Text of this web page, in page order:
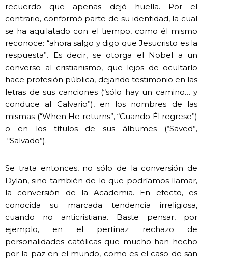
recuerdo que apenas dejó huella. Por el
contrario, conformó parte de su identidad, la cual
se ha aquilatado con el tiempo, como él mismo
reconoce: “ahora salgo y digo que Jesucristo es la
respuesta”. Es decir, se otorga el Nobel a un
converso al cristianismo, que lejos de ocultarlo
hace profesión pública, dejando testimonio en las
letras de sus canciones (“sólo hay un camino… y
conduce al Calvario”), en los nombres de las
mismas (“When He returns”, “Cuando Él regrese”)
o en los títulos de sus álbumes (“Saved”,
“Salvado”).
Se trata entonces, no sólo de la conversión de
Dylan, sino también de lo que podríamos llamar,
la conversión de la Academia. En efecto, es
conocida su marcada tendencia irreligiosa,
cuando no anticristiana. Baste pensar, por
ejemplo, en el pertinaz rechazo de
personalidades católicas que mucho han hecho
por la paz en el mundo, como es el caso de san